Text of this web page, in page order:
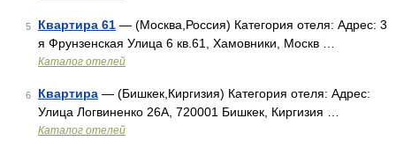
5 Квартира 61 — (Москва,Россия) Категория отеля: Адрес: 3
я Фрунзенская Улица 6 кв.61, Хамовники, Москв …
Каталог отелей
6 Квартира — (Бишкек,Киргизия) Категория отеля: Адрес:
Улица Логвиненко 26А, 720001 Бишкек, Киргизия …
Каталог отелей